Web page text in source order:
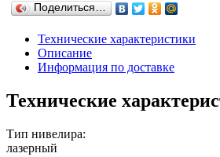
Поделиться…
Технические характеристики
Описание
Информация по доставке
Технические
Тип нивелира:
лазерный